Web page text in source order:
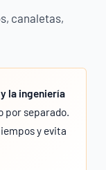
canaletas,
la ingeniería
por separado.
y evita